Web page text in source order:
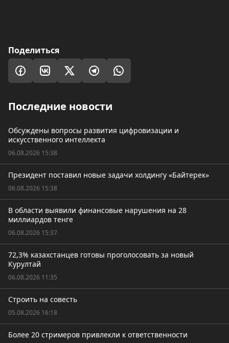
Поделиться
Последние новости
Обсуждены вопросы развития цифровизации и
искусственного интеллекта
06.08.2026 15:38
Президент поставил новые задачи холдингу «Байтерек»
06.08.2026 15:38
В области выявили финансовые нарушения на 28
миллиардов тенге
06.08.2026 15:37
72,3% казахстанцев готовы проголосовать за новый
Курултай
06.08.2026 11:35
Строить на совесть
05.08.2026 16:18
Более 20 стримеров привлекли к ответственности